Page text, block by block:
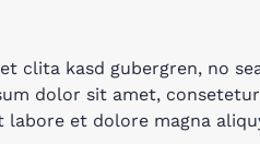
clita kasd gubergren, no
dolor sit amet, consetetur
et dolore magna